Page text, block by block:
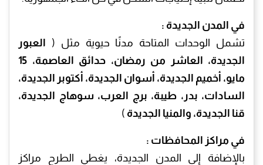
في المدن الجديدة :
تشمل الوحدات المتاحة مدنًا حيوية مثل ( العبور
الجديدة، العاشر من رمضان، حدائق العاصمة، 15
مايو، أخميم الجديدة، أسوان الجديدة، أكتوبر الجديدة،
السادات، بدر، طيبة، برج العرب، سوهاج الجديدة،
قنا الجديدة، والمنيا الجديدة )
في مراكز المحافظات :
بالإضافة إلى المدن الجديدة، يغطي الطرح مراكز